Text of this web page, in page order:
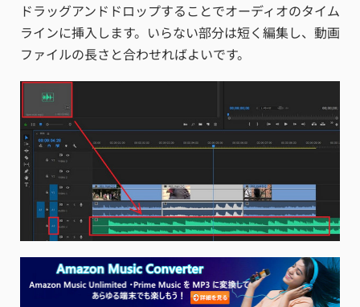
ドラッグアンドドロップすることでオーディオのタイム
ラインに挿入します。いらない部分は短く編集し、動画
ファイルの長さと合わせればよいです。